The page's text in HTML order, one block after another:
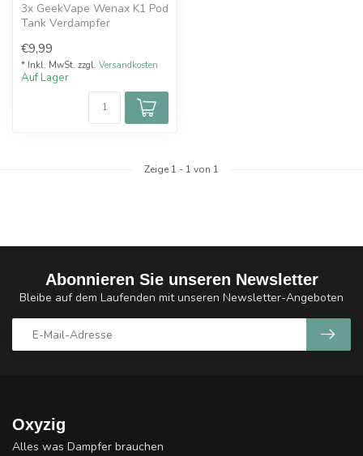
3x GeekVape Wenax K1 Pod
Tank Verdampfer
€9,99
* Inkl. MwSt. zzgl. Versandkosten
Auf Lager
Zeige 1 - 1 von 1
Abonnieren Sie unseren Newsletter
Bleibe auf dem Laufenden mit unseren Newsletter-Angeboten
Oxyzig
Alles was Dampfer brauchen